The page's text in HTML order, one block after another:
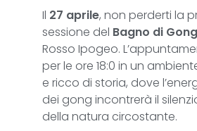
Il 27 aprile, non perderti la
sessione del Bagno di Gong
Rosso Ipogeo.
per le ore 18:0 in un
e ricco di storia, dove
dei gong incontrerà il
della natura circostante.